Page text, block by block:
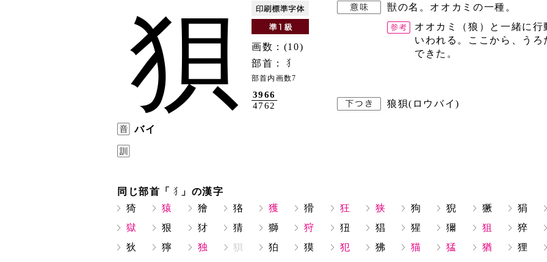
狽
画数：(10)
部首：
部首内画数7
3966
4762
バイ
獣の名。オオカミの一種。
オオカミ（狼）と一緒に
いわれる。ここから、う
できた。
狼狽(ロウバイ)
同じ部首「
」の漢字
猗
猿 獪 狢 獲 猾 狂 狭 狗 猊 獗
狷
獄
狠 犲 猜 獅 狩 狃 猖 猩 獮 狙
猝
狄
獰 独 狽 狛 獏 犯 狒 猫 猛 猶 狸